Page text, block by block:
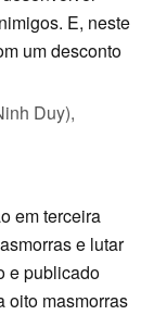
E, neste
um desconto
Duy),
em terceira
e lutar
e publicado
oito masmorras